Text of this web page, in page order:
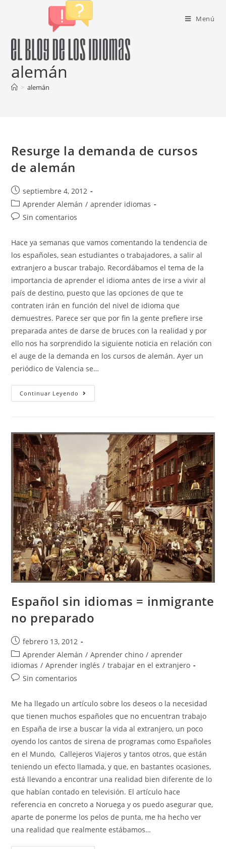
Menú
alemán
> alemán
Resurge la demanda de cursos
de alemán
Publicación
de
la
entrada:
septiembre 4, 2012
Categoría
de
Aprender Alemán / aprender idiomas
Comentarios
la
entrada:
Sin comentarios
Hace ya semanas que vamos comentando la tendencia de
los españoles, sean estudiantes o trabajadores, a salir al
extranjero a buscar trabajo. Recordábamos el tema de la
importancia de aprender el idioma antes de irse a vivir al
país de destino, puesto que las opciones de que te
contraten irán en función del nivel de idioma que
demuestres. Parece ser que por fin la gente prefiere irse
preparada antes de darse de bruces con la realidad y por
ello nos ha sorprendido la siguiente noticia en relación con
el auge de la demanda en los cursos de alemán. Ayer un
periódico de Valencia se…
Continuar Leyendo Resurge
La
Alemán
Español sin idiomas = inmigrante
no preparado
Publicación
de
la
entrada:
febrero 13, 2012
Categoría
de
la
Aprender Alemán / Aprender chino / aprender
idiomas / Aprender inglés / trabajar en el extranjero
Comentarios
la
Sin comentarios
Me ha llegado un artículo sobre los deseos o la necesidad
que tienen muchos españoles que no encuentran trabajo
en España de irse a buscar la vida al extranjero, un poco
oyendo los cantos de sirena de programas como Españoles
en el Mundo, Callejeros Viajeros y tantos otros, que están
teniendo un efecto llamada, y que, en bastantes ocasiones,
está llevando a encontrar una realidad bien diferente de lo
que habían contado en televisión. El artículo hace
referencia en concreto a Noruega y os puedo asegurar que,
aparte de ponerme los pelos de punta, me ha hecho ver
una realidad que realmente estábamos…